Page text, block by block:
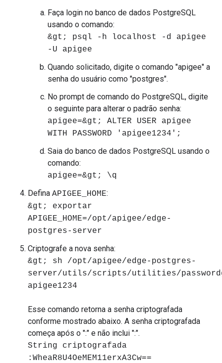
Faça login no banco de dados PostgreSQL
usando o comando:
&gt; psql -h localhost -d apigee
-U apigee
Quando solicitado, digite o comando "apigee" a
senha do usuário como "postgres".
No prompt de comando do PostgreSQL, digite
o seguinte para alterar o padrão senha:
apigee=&gt; ALTER USER apigee
WITH PASSWORD 'apigee1234';
Saia do banco de dados PostgreSQL usando o
comando:
apigee=&gt; \q
Defina APIGEE_HOME:
&gt; exportar
APIGEE_HOME=/opt/apigee/edge-
postgres-server
Criptografe a nova senha:
&gt; sh /opt/apigee/edge-postgres-
server/utils/scripts/utilities/
apigee1234
Esse comando retorna a senha criptografada
conforme mostrado abaixo. A senha criptografada
começa após o ":" e não inclui ":".
String criptografada
:WheaR8U4OeMEM11erxA3Cw==